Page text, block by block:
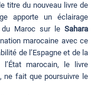
titre du nouveau livre de
apporte un éclairage
Maroc sur le Sahara
marocaine avec ce
de l’Espagne et de la
marocain, le livre
ne fait que poursuivre le